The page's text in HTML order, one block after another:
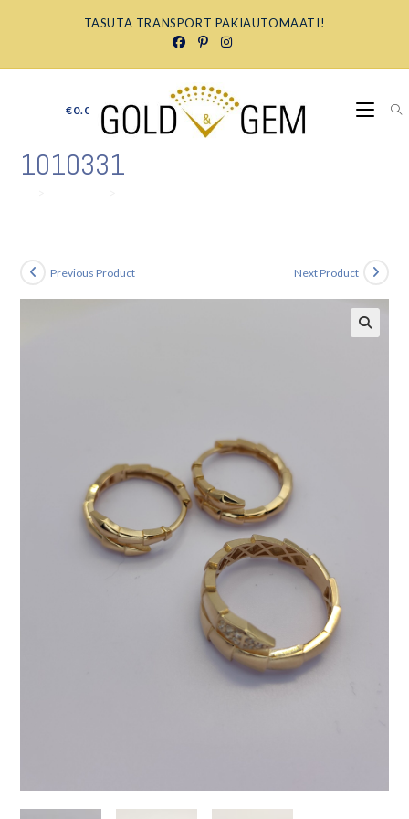
TASUTA TRANSPORT PAKIAUTOMAATI!
€0.00 0
1010331
Previous Product Next Product